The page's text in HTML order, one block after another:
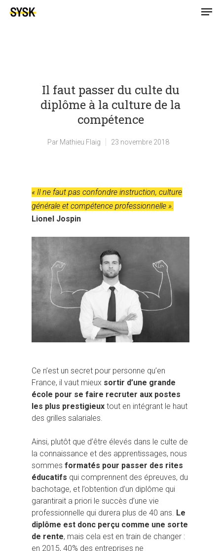
Il faut passer du culte du
diplôme à la culture de la
compétence
Par Mathieu Flaig 23 novembre 2018
« Il ne faut pas confondre instruction, culture
générale et compétence professionnelle ».
Lionel Jospin
Ce n’est un secret pour personne qu’en
France, il vaut mieux sortir d’une grande
école pour se faire recruter aux postes
les plus prestigieux tout en intégrant le haut
des grilles salariales.
Ainsi, plutôt que d’être élevés dans le culte de
la connaissance et des apprentissages, nous
sommes formatés pour passer des rites
éducatifs qui comprennent des épreuves, du
bachotage, et l’obtention d’un diplôme qui
garantirait a priori le succès d’une vie
professionnelle qui durera plus de 40 ans. Le
diplôme est donc perçu comme une sorte
de rente, mais cela est en train de changer :
en 2015, 40% des entreprises ne